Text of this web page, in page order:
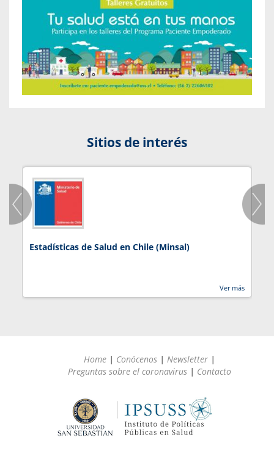
Sitios de interés
Estadísticas de Salud en Chile (Minsal)
Ver más
Home | Conócenos | Newsletter |
Preguntas sobre el coronavirus | Contacto